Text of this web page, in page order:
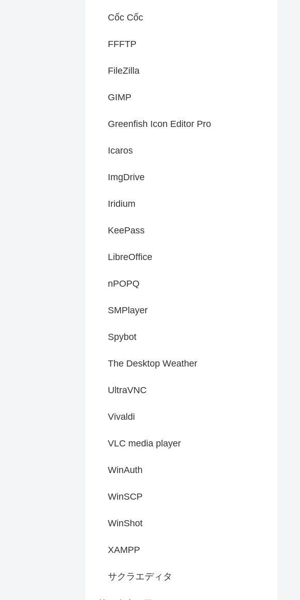
Cốc Cốc
FFFTP
FileZilla
GIMP
Greenfish Icon Editor Pro
Icaros
ImgDrive
Iridium
KeePass
LibreOffice
nPOPQ
SMPlayer
Spybot
The Desktop Weather
UltraVNC
Vivaldi
VLC media player
WinAuth
WinSCP
WinShot
XAMPP
サクラエディタ